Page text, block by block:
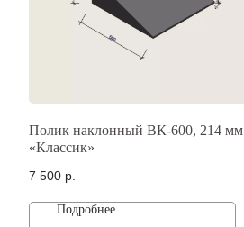
Полик наклонный ВК-600, 214 мм
«Классик»
7 500 р.
Подробнее